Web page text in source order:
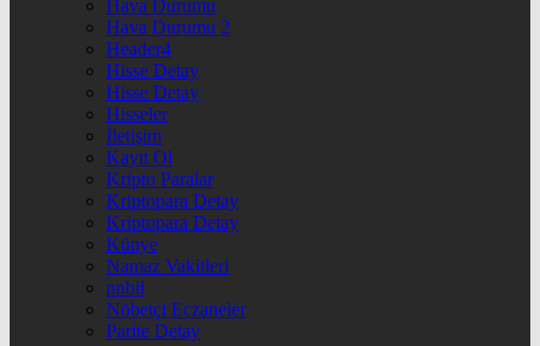
Hava Durumu
Hava Durumu 2
Header4
Hisse Detay
Hisse Detay
Hisseler
İletişim
Kayıt Ol
Kripto Paralar
Kriptopara Detay
Kriptopara Detay
Künye
Namaz Vakitleri
nnbil
Nöbetçi Eczaneler
Parite Detay